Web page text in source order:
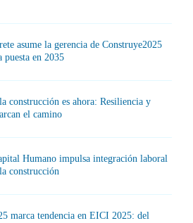
asume la gerencia de Construye2025
puesta en 2035
construcción es ahora: Resiliencia y
el camino
Humano impulsa integración laboral
construcción
marca tendencia en EICI 2025: del